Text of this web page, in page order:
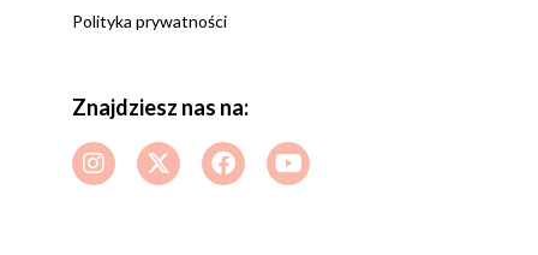
Polityka prywatności
Znajdziesz nas na: